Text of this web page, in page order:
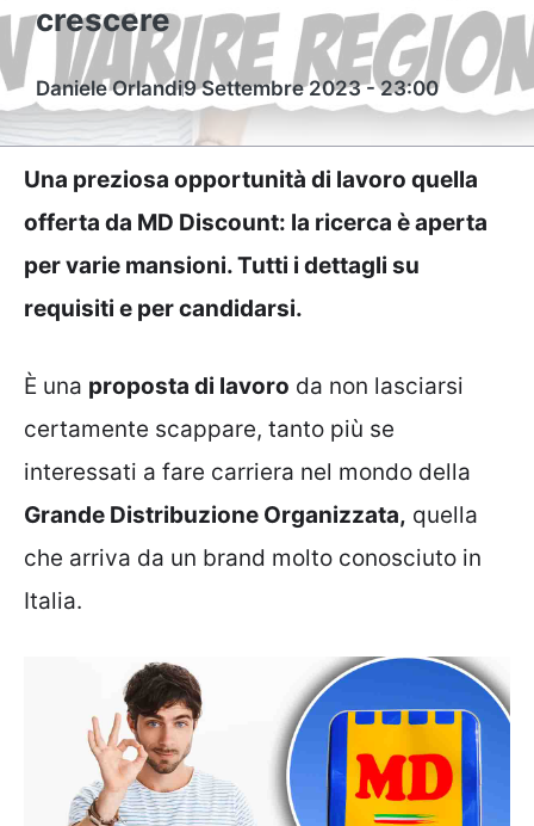
crescere
Daniele Orlandi9 Settembre 2023 - 23:00
Una preziosa opportunità di lavoro quella
offerta da MD Discount: la ricerca è aperta
per varie mansioni. Tutti i dettagli su
requisiti e per candidarsi.
È una proposta di lavoro da non lasciarsi
certamente scappare, tanto più se
interessati a fare carriera nel mondo della
Grande Distribuzione Organizzata, quella
che arriva da un brand molto conosciuto in
Italia.